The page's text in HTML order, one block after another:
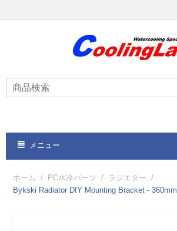
メニュー
ホーム / PC水冷パーツ / ラジエター /
Bykski Radiator DIY Mounting Bracket - 360mm